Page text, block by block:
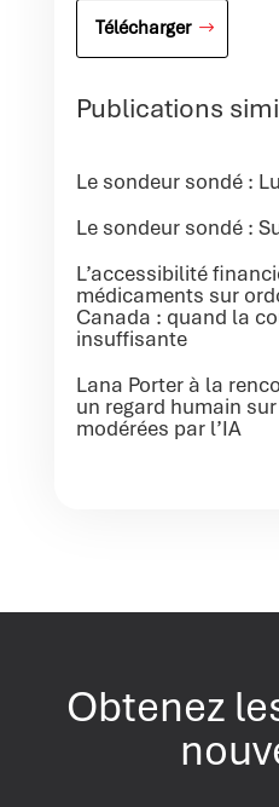
Télécharger
Publications
Le sondeur sondé :
Le sondeur sondé :
L’accessibilité
médicaments sur
Canada : quand la
insuffisante
Lana Porter à la
un regard humain
modérées par l’IA
Obtenez